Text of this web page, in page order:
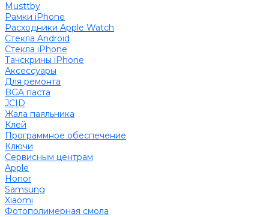
Musttby
Рамки iPhone
Расходники Apple Watch
Стекла Android
Стекла iPhone
Тачскрины iPhone
Аксессуары
Для ремонта
BGA паста
JCID
Жала паяльника
Клей
Программное обеспечение
Ключи
Сервисным центрам
Apple
Honor
Samsung
Xiaomi
Фотополимерная смола